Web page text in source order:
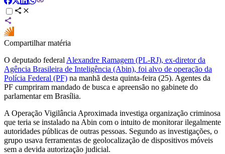
Compartilhar matéria
O deputado federal Alexandre Ramagem (PL-RJ), ex-diretor da
Agência Brasileira de Inteligência (Abin), foi alvo de operação da
Polícia Federal (PF) na manhã desta quinta-feira (25). Agentes da
PF cumpriram mandado de busca e apreensão no gabinete do
parlamentar em Brasília.
A Operação Vigilância Aproximada investiga organização criminosa
que teria se instalado na Abin com o intuito de monitorar ilegalmente
autoridades públicas de outras pessoas. Segundo as investigações, o
grupo usava ferramentas de geolocalização de dispositivos móveis
sem a devida autorização judicial.